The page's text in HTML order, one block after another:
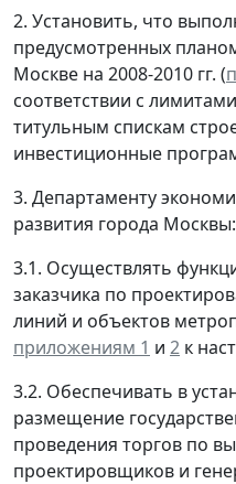
2. Установить, что
предусмотренных
Москве на 2008-2010 гг. (
соответствии с
титульным спискам
инвестиционные
3. Департаменту
развития города Москвы:
3.1. Осуществлять
заказчика по
линий и объектов
приложениям 1 и 2 к
3.2. Обеспечивать в
размещение
проведения торгов по
проектировщиков и